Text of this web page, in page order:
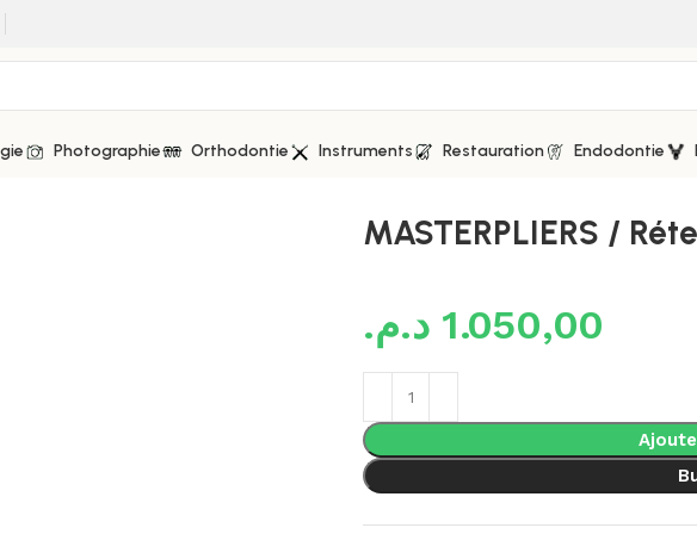
Photographie Orthodontie Instruments Restauration Endodontie
MASTERPLIERS /
1.050,00 د.م.